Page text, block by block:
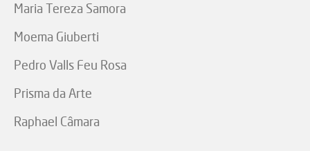
Maria Tereza Samora
Moema Giuberti
Pedro Valls Feu Rosa
Prisma da Arte
Raphael Câmara